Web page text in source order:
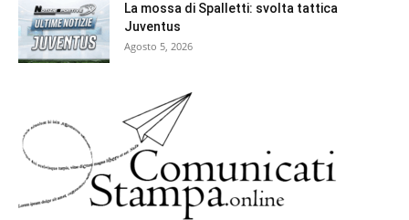
La mossa di Spalletti: svolta tattica
Juventus
Agosto 5, 2026